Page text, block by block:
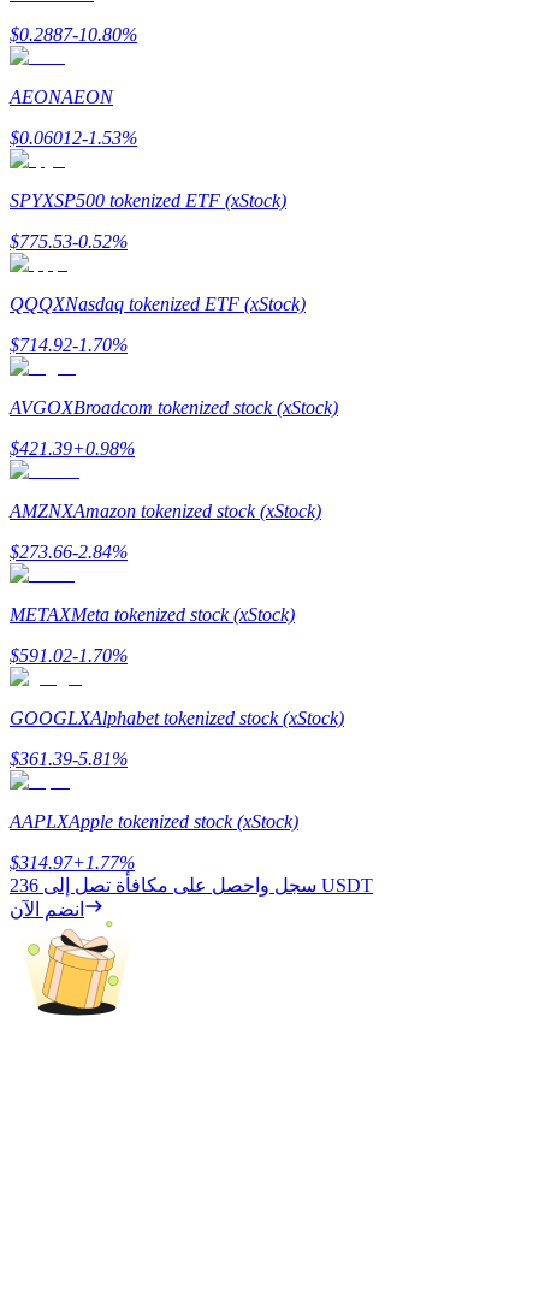
يكسب
خنزير الطاقة
Launchpool
الرهان المرن لكسب العملات الرقمية الشهيرة
$0.2887-10.80%
AEONAEON
$0.06012-1.53%
SPYXSP500 tokenized ETF (xStock)
$775.53-0.52%
QQQXNasdaq tokenized ETF (xStock)
$714.92-1.70%
AVGOXBroadcom tokenized stock (xStock)
$421.39+0.98%
AMZNXAmazon tokenized stock (xStock)
$273.66-2.84%
METAXMeta tokenized stock (xStock)
$591.02-1.70%
GOOGLXAlphabet tokenized stock (xStock)
$361.39-5.81%
AAPLXApple tokenized stock (xStock)
$314.97+1.77%
سجل واحصل على مكافأة تصل إلى 236 USDT
انضم الآن